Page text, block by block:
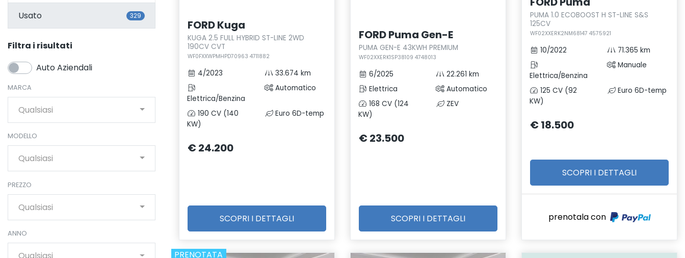
Usato 329
Filtra i risultati
Auto Aziendali
MARCA
Qualsiasi
MODELLO
Qualsiasi
PREZZO
Qualsiasi
ANNO
FORD Kuga
KUGA 2.5 FULL HYBRID ST-LINE 2WD
190CV CVT
WF0FXXWPMHPD70963 4711882
4/2023 33.674 km
Elettrica/Benzina
Automatico
190 CV (140
KW)
Euro 6D-temp
€ 24.200
SCOPRI I DETTAGLI
FORD Puma Gen-E
PUMA GEN-E 43KWH PREMIUM
WF02XXERK1SP38109 4748013
6/2025
22.261 km
Elettrica
Automatico
168 CV (124
KW)
ZEV
€ 23.500
SCOPRI I DETTAGLI
PUMA 1.0 ECOBOOST H ST-LINE S&S
125CV
WF02XXERK2NM68147 4575921
10/2022 71.365 km
Elettrica/Benzina
Manuale
125 CV (92
KW)
Euro 6D-temp
€ 18.500
SCOPRI I DETTAGLI
prenotala con
PRENOTATA